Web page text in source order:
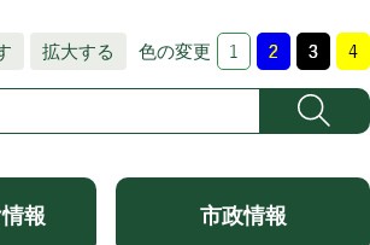
拡大する 色の変更
報 市政情報